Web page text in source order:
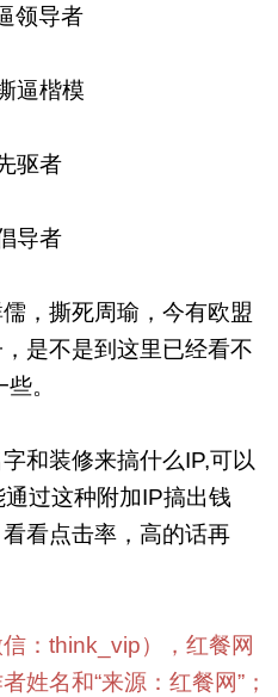
领导者
逼楷模
驱者
导者
撕死周瑜，今有欧盟
是不是到这里已经看不
。
装修来搞什么IP,可以
过这种附加IP搞出钱
看点击率，高的话再
：think_vip），红餐网
姓名和“来源：红餐网”；